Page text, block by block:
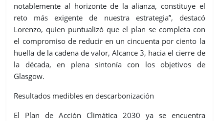
notablemente al horizonte de la alianza, constituye el
reto más exigente de nuestra estrategia”, destacó
Lorenzo, quien puntualizó que el plan se completa con
el compromiso de reducir en un cincuenta por ciento la
huella de la cadena de valor, Alcance 3, hacia el cierre de
la década, en plena sintonía con los objetivos de
Glasgow.
Resultados medibles en descarbonización
El Plan de Acción Climática 2030 ya se encuentra